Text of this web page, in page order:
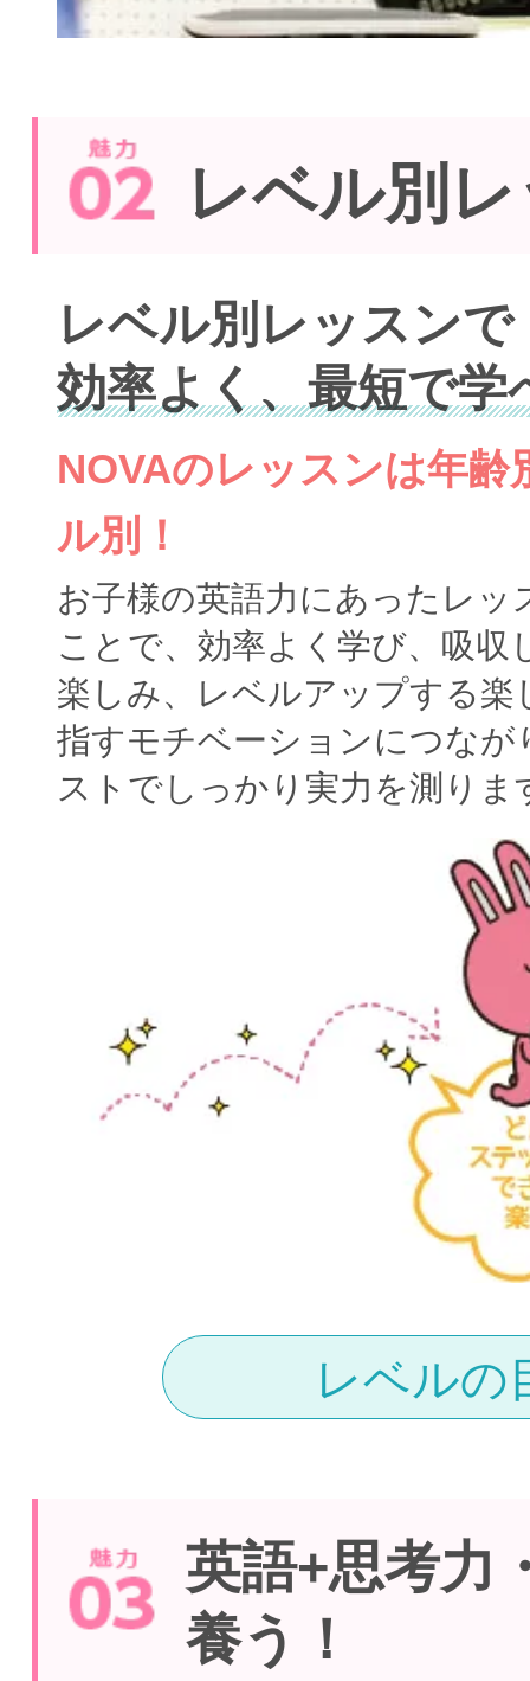
レベル別
レベル別レッスンで
効率よく、最短で学
NOVAのレッスンは年齢
ル別！
お子様の英語力にあったレッ
ことで、効率よく学び、吸収
楽しみ、レベルアップする楽
指すモチベーションにつなが
ストでしっかり実力を測りま
レベルの
英語+思考力
養う！